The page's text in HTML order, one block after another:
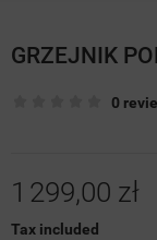
GRZEJNIK
0
1 299,00 zł
Tax included